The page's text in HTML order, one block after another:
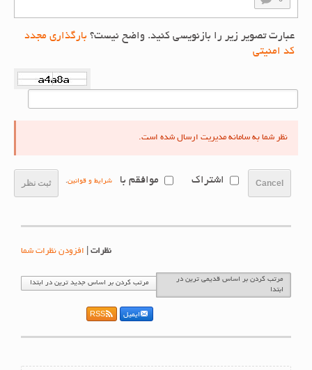
عبارت تصویر زیر را بازنویسی کنید. واضح نیست؟بارگذاری مجدد
کد امنیتی
نظر شما به سامانه مدیریت ارسال شده است.
ثبت نظر Cancel اشتراک موافقم با شرایط و قوانین.
نظرات |افزودن نظرات شما
مرتب کردن بر اساس قدیمی ترین در
مرتب کردن بر اساس جدید ترین در ابتدا
ایمیل RSS